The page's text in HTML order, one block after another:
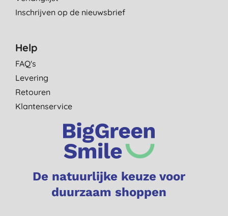
Inschrijven op de nieuwsbrief
Help
FAQ's
Levering
Retouren
Klantenservice
De natuurlijke keuze voor
duurzaam shoppen